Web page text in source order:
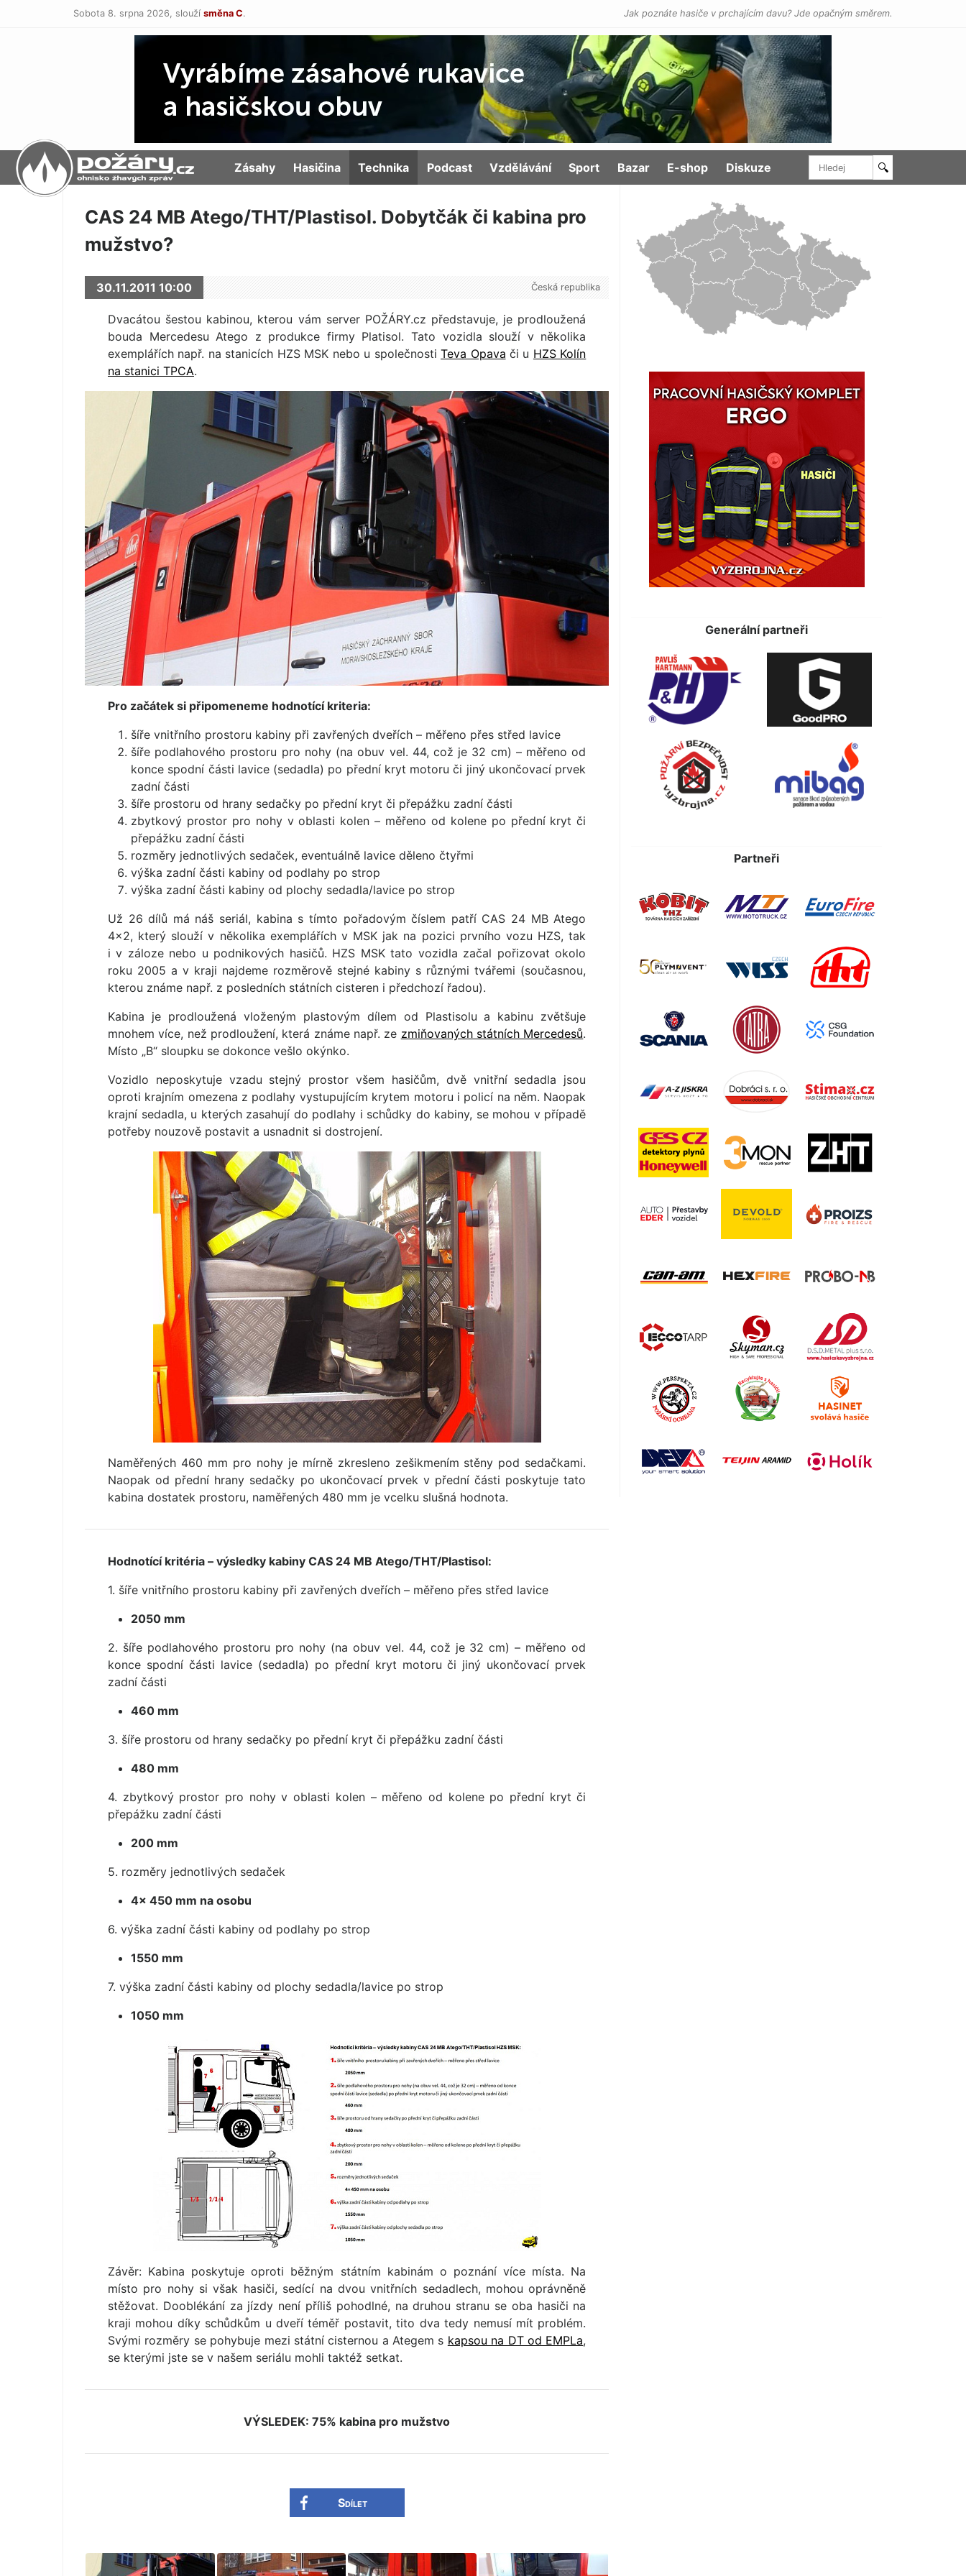
Sobota 8. srpna 2026, slouží směna C. Jak poznáte hasiče v prchajícím davu? Jde opačným směrem.
POŽÁRY.cz Zásahy Hasičina Technika Podcast Vzdělávání Sport Bazar E-shop Diskuze 🔍
CAS 24 MB Atego/THT/Plas­tisol. Dobytčák či kabina pro
mužstvo?
30.11.2011 10:00 Česká republika
Dvacátou šestou kabinou, kterou vám server POŽÁRY.cz představuje, je prodloužená
bouda Mercedesu Atego z produkce firmy Platisol. Tato vozidla slouží v několika
exemplářích např. na stanicích HZS MSK nebo u společnostiTeva Opava či u HZS Kolín
na stanici TPCA.
Pro začátek si připomeneme hodnotící kriteria:
šíře vnitřního prostoru kabiny při zavřených dveřích – měřeno přes střed lavice
šíře podlahového prostoru pro nohy (na obuv vel. 44, což je 32 cm) – měřeno od
konce spodní části lavice (sedadla) po přední kryt motoru či jiný ukončovací prvek
zadní části
šíře prostoru od hrany sedačky po přední kryt či přepážku zadní části
zbytkový prostor pro nohy v oblasti kolen – měřeno od kolene po přední kryt či
přepážku zadní části
rozměry jednotlivých sedaček, eventuálně lavice děleno čtyřmi
výška zadní části kabiny od podlahy po strop
výška zadní části kabiny od plochy sedadla/lavice po strop
Už 26 dílů má náš seriál, kabina s tímto pořadovým číslem patří CAS 24 MB Atego
4×2, který slouží v několika exemplářích v MSK jak na pozici prvního vozu HZS, tak
i v záloze nebo u podnikových hasičů. HZS MSK tato vozidla začal pořizovat okolo
roku 2005 a v kraji najdeme rozměrově stejné kabiny s různými tvářemi (současnou,
kterou známe např. z posledních státních cisteren i předchozí řadou).
Kabina je prodloužená vloženým plastovým dílem od Plastisolu a kabinu zvětšuje
mnohem více, než prodloužení, která známe např. ze zmiňovaných státních Mercedesů.
Místo „B“ sloupku se dokonce vešlo okýnko.
Vozidlo neposkytuje vzadu stejný prostor všem hasičům, dvě vnitřní sedadla jsou
oproti krajním omezena z podlahy vystupujícím krytem motoru i policí na něm. Naopak
krajní sedadla, u kterých zasahují do podlahy i schůdky do kabiny, se mohou v případě
potřeby nouzově postavit a usnadnit si dostrojení.
Naměřených 460 mm pro nohy je mírně zkresleno zešikmením stěny pod sedačkami.
Naopak od přední hrany sedačky po ukončovací prvek v přední části poskytuje tato
kabina dostatek prostoru, naměřených 480 mm je vcelku slušná hodnota.
Hodnotící kritéria – výsledky kabiny CAS 24 MB Atego/THT/Plas­tisol:
1. šíře vnitřního prostoru kabiny při zavřených dveřích – měřeno přes střed lavice
2050 mm
2. šíře podlahového prostoru pro nohy (na obuv vel. 44, což je 32 cm) – měřeno od
konce spodní části lavice (sedadla) po přední kryt motoru či jiný ukončovací prvek
zadní části
460 mm
3. šíře prostoru od hrany sedačky po přední kryt či přepážku zadní části
480 mm
4. zbytkový prostor pro nohy v oblasti kolen – měřeno od kolene po přední kryt či
přepážku zadní části
200 mm
5. rozměry jednotlivých sedaček
4× 450 mm na osobu
6. výška zadní části kabiny od podlahy po strop
1550 mm
7. výška zadní části kabiny od plochy sedadla/lavice po strop
1050 mm
Závěr: Kabina poskytuje oproti běžným státním kabinám o poznání více místa. Na
místo pro nohy si však hasiči, sedící na dvou vnitřních sedadlech, mohou oprávněně
stěžovat. Dooblékání za jízdy není příliš pohodlné, na druhou stranu se oba hasiči na
kraji mohou díky schůdkům u dveří téměř postavit, tito dva tedy nemusí mít problém.
Svými rozměry se pohybuje mezi státní cisternou a Ategem s kapsou na DT od EMPLa,
se kterými jste se v našem seriálu mohli taktéž setkat.
VÝSLEDEK: 75% kabina pro mužstvo
Sdílet
Generální partneři
Partneři